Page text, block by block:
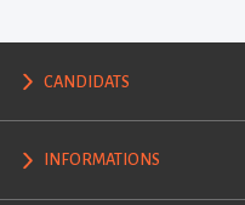
CANDIDATS
INFORMATIONS